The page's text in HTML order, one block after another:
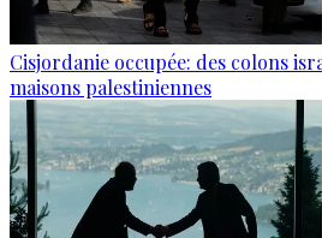
Cisjordanie occupée: des colons
maisons palestiniennes